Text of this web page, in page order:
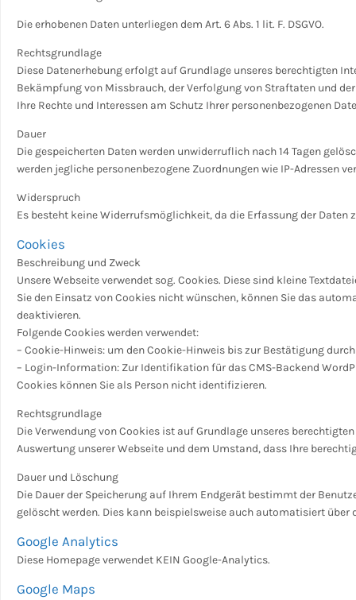
Die erhobenen Daten unterliegen dem Art. 6 Abs. 1 lit. F. DSGVO.
Rechtsgrundlage
Diese Datenerhebung erfolgt auf Grundlage unseres berechtigten
Bekämpfung von Missbrauch, der Verfolgung von Straftaten und
Ihre Rechte und Interessen am Schutz Ihrer personenbezogenen
Dauer
Die gespeicherten Daten werden unwiderruflich nach 14 Tagen
werden jegliche personenbezogene Zuordnungen wie IP-Adressen
Widerspruch
Es besteht keine Widerrufsmöglichkeit, da die Erfassung der Daten
Cookies
Beschreibung und Zweck
Unsere Webseite verwendet sog. Cookies. Diese sind kleine
Sie den Einsatz von Cookies nicht wünschen, können Sie das
deaktivieren.
Folgende Cookies werden verwendet:
– Cookie-Hinweis: um den Cookie-Hinweis bis zur Bestätigung
– Login-Information: Zur Identifikation für das CMS-Backend
Cookies können Sie als Person nicht identifizieren.
Rechtsgrundlage
Die Verwendung von Cookies ist auf Grundlage unseres
Auswertung unserer Webseite und dem Umstand, dass Ihre
Dauer und Löschung
Die Dauer der Speicherung auf Ihrem Endgerät bestimmt der
gelöscht werden. Dies kann beispielsweise auch automatisiert über
Google Analytics
Diese Homepage verwendet KEIN Google-Analytics.
Google Maps